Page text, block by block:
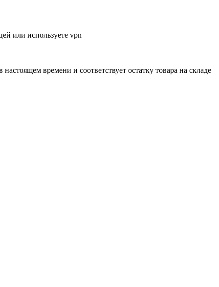
или используете vpn
настоящем времени и соответствует остатку товара на складе